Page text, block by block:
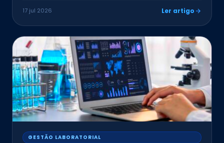
17 jul 2026 Ler artigo
GESTÃO LABORATORIAL